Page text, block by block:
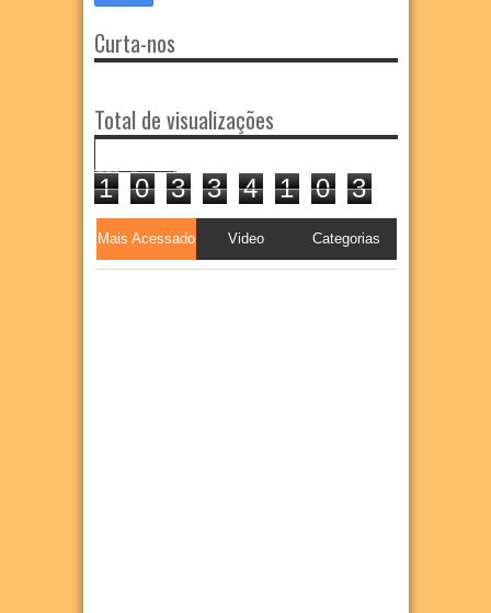
Curta-nos
Total de visualizações
1 0 3 3 4 1 0 3
Mais Acessado Video Categorias